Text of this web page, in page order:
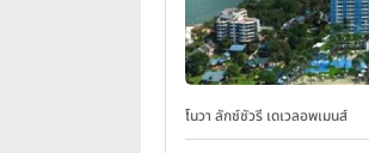
โนวา ลักซ์ชัวรี เดเวลอพเมนส์